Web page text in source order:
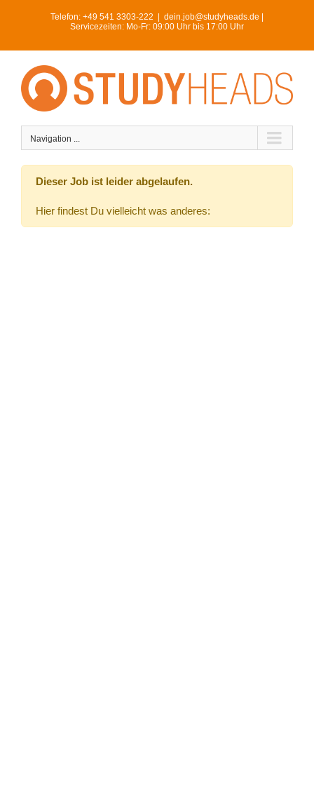
Telefon: +49 541 3303-222
dein.job@studyheads.de |
Servicezeiten: Mo-Fr: 09:00 Uhr bis 17:00 Uhr
Navigation ...
Dieser Job ist leider abgelaufen.
Hier findest Du vielleicht was anderes: